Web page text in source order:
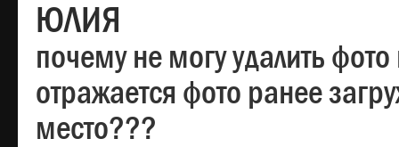
ЮЛИЯ
почему не могу удалить
отражается фото ранее
место???